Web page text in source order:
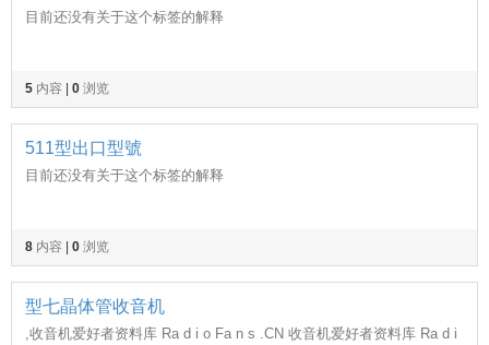
目前还没有关于这个标签的解释
5 内容 0 浏览
511型出口型號
目前还没有关于这个标签的解释
8 内容 0 浏览
型七晶体管收音机
,收音机爱好者资料库 Ra d i o Fa n s .CN 收音机爱好者资料库 Ra d i